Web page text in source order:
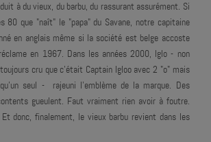
à du vieux, du barbu, du rassurant assurément. Si
80 que "naît" le "papa" du Savane, notre capitaine
en anglais même si la société est belge accoste
en 1967. Dans les années 2000, Iglo - non
cru que c'était Captain Igloo avec 2 "o" mais
seul - rajeuni l’emblème de la marque. Des
gueulent. Faut vraiment rien avoir à foutre.
Et donc, finalement, le vieux barbu revient dans les